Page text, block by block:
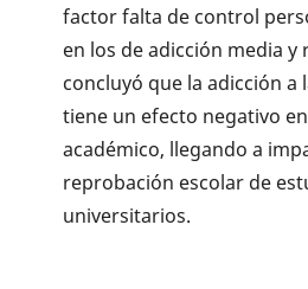
factor falta de control
en los de adicción media y
concluyó que la adicción a
tiene un efecto negativo
académico, llegando a
reprobación escolar de
universitarios.